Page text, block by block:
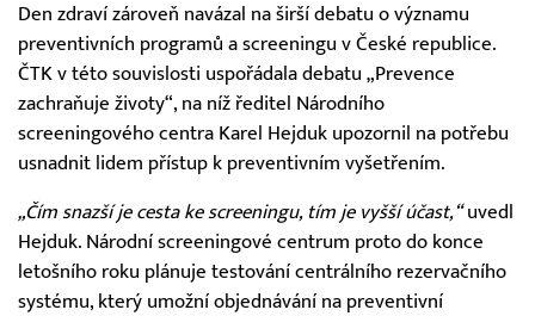
Den zdraví zároveň navázal na širší debatu o významu
preventivních programů a screeningu v České republice.
ČTK v této souvislosti uspořádala debatu „Prevence
zachraňuje životy“, na níž ředitel Národního
screeningového centra Karel Hejduk upozornil na potřebu
usnadnit lidem přístup k preventivním vyšetřením.
„Čím snazší je cesta ke screeningu, tím je vyšší účast,“uvedl
Hejduk. Národní screeningové centrum proto do konce
letošního roku plánuje testování centrálního rezervačního
systému, který umožní objednávání na preventivní